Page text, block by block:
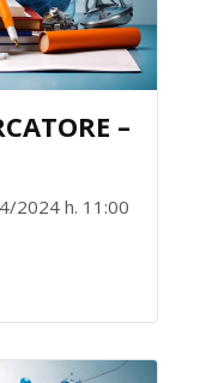
–
2024 h. 11:00